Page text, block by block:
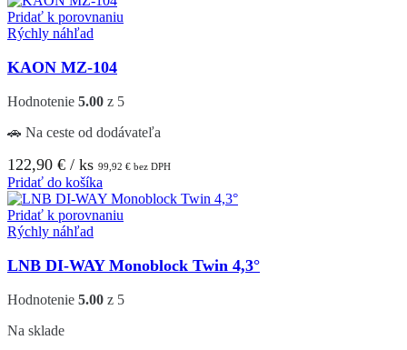
Pridať k porovnaniu
Rýchly náhľad
KAON MZ-104
Hodnotenie 5.00 z 5
🚗 Na ceste od dodávateľa
122,90 € / ks 99,92 € bez DPH
Pridať do košíka
Pridať k porovnaniu
Rýchly náhľad
LNB DI-WAY Monoblock Twin 4,3°
Hodnotenie 5.00 z 5
Na sklade